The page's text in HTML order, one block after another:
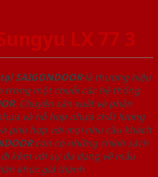
LX 77 3
SAIGONDOORlà thương hiệu
trong một chuỗi các hệ thống
. Chuyên sản xuất và phân
và hỗ hợp nhựa chất lượng
phù hợp với mọi nhu cầu khách
còn có những chính sách
đi kèm với sự đa dạng về mẫu
khúc giá thành.